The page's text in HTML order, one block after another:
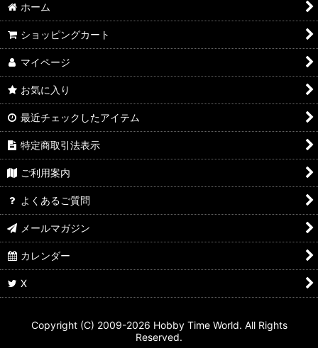
ホーム
ショッピングカート
マイページ
お気に入り
最近チェックしたアイテム
特定商取引法表示
ご利用案内
よくあるご質問
メールマガジン
カレンダー
X
Copyright (C) 2009-2026 Hobby Time World. All Rights
Reserved.